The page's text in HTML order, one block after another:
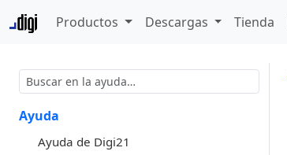
Productos Descargas Tienda
Ayuda
Ayuda de Digi21